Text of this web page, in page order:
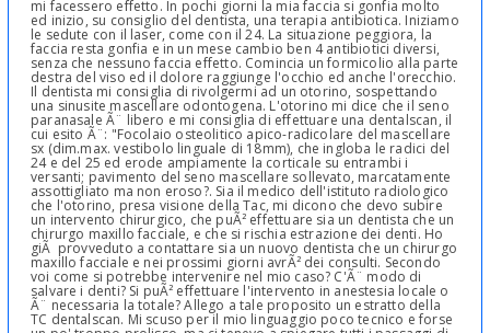
mi facessero effetto. In pochi giorni la mia faccia si gonfia molto
ed inizio, su consiglio del dentista, una terapia antibiotica. Iniziamo
le sedute con il laser, come con il 24. La situazione peggiora, la
faccia resta gonfia e in un mese cambio ben 4 antibiotici diversi,
senza che nessuno faccia effetto. Comincia un formicolio alla parte
destra del viso ed il dolore raggiunge l'occhio ed anche l'orecchio.
Il dentista mi consiglia di rivolgermi ad un otorino, sospettando
una sinusite mascellare odontogena. L'otorino mi dice che il seno
paranasale Ã¨ libero e mi consiglia di effettuare una dentalscan, il
cui esito Ã¨: "Focolaio osteolitico apico-radicolare del mascellare
sx (dim.max. vestibolo linguale di 18mm), che ingloba le radici del
24 e del 25 ed erode ampiamente la corticale su entrambi i
versanti; pavimento del seno mascellare sollevato, marcatamente
assottigliato ma non eroso?. Sia il medico dell'istituto radiologico
che l'otorino, presa visione della Tac, mi dicono che devo subire
un intervento chirurgico, che puÃ² effettuare sia un dentista che un
chirurgo maxillo facciale, e che si rischia estrazione dei denti. Ho
giÃ provveduto a contattare sia un nuovo dentista che un chirurgo
maxillo facciale e nei prossimi giorni avrÃ² dei consulti. Secondo
voi come si potrebbe intervenire nel mio caso? C'Ã¨ modo di
salvare i denti? Si puÃ² effettuare l'intervento in anestesia locale o
Ã¨ necessaria la totale? Allego a tale proposito un estratto della
TC dentalscan. Mi scuso per il mio linguaggio poco tecnico e forse